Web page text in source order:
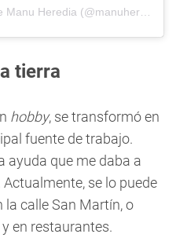
tierra
hobby, se transformó en
fuente de trabajo.
ayuda que me daba a
se lo puede
la calle San Martín, o
en restaurantes.